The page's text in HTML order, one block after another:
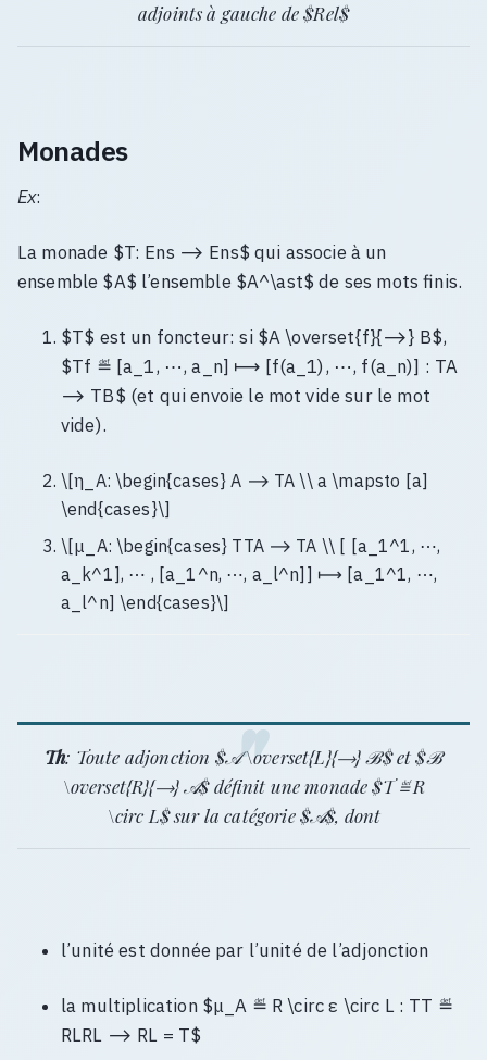
adjoints à gauche de $Rel$
Monades
Ex:
La monade $T: Ens ⟶ Ens$ qui associe à un
ensemble $A$ l’ensemble $A^\ast$ de ses mots finis.
$T$ est un foncteur: si $A \overset{f}{⟶} B$,
$Tf ≝ [a_1, ⋯, a_n] ⟼ [f(a_1), ⋯, f(a_n)] : TA
⟶ TB$ (et qui envoie le mot vide sur le mot
vide).
\[η_A: \begin{cases} A ⟶ TA \\ a \mapsto [a]
\end{cases}\]
\[μ_A: \begin{cases} TTA ⟶ TA \\ [ [a_1^1, ⋯,
a_k^1], ⋯ , [a_1^n, ⋯, a_l^n]] ⟼ [a_1^1, ⋯,
a_l^n] \end{cases}\]
Th: Toute adjonction $𝒜 \overset{L}{⟶} ℬ$ et $ℬ
\overset{R}{⟶} 𝒜$ définit une monade $T ≝ R
\circ L$ sur la catégorie $𝒜$, dont
l’unité est donnée par l’unité de l’adjonction
la multiplication $μ_A ≝ R \circ ε \circ L : TT ≝
RLRL ⟶ RL = T$